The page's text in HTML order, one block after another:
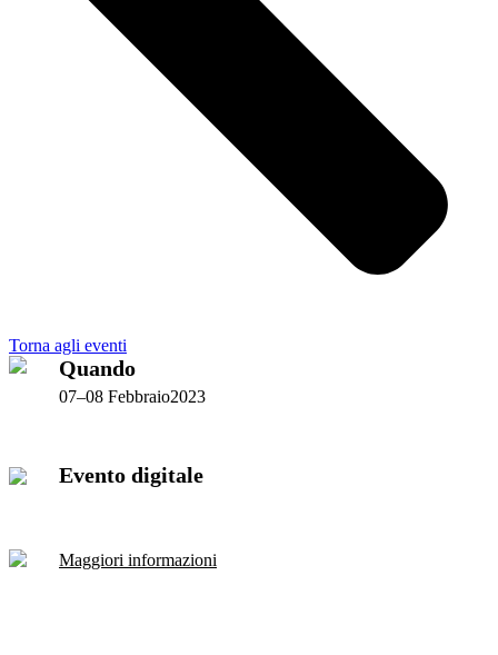
Torna agli eventi
Quando
07–08 Febbraio2023
Evento digitale
Maggiori informazioni